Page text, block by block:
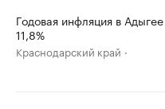
Годовая инфляция в
11,8%
Краснодарский край